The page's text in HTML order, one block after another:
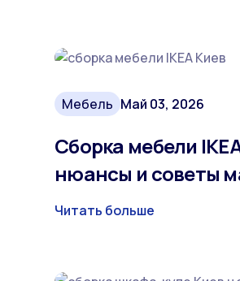
Мебель Май 03, 2026
Сборка мебели
нюансы и советы
Читать больше